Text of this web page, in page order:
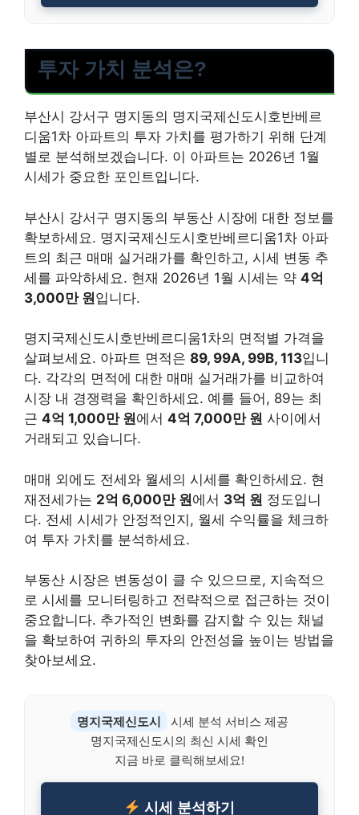
투자 가치 분석은?
부산시 강서구 명지동의 명지국제신도시호반베르
디움1차 아파트의 투자 가치를 평가하기 위해 단계
별로 분석해보겠습니다. 이 아파트는 2026년 1월
시세가 중요한 포인트입니다.
부산시 강서구 명지동의 부동산 시장에 대한 정보를
확보하세요. 명지국제신도시호반베르디움1차 아파
트의 최근 매매 실거래가를 확인하고, 시세 변동 추
세를 파악하세요. 현재 2026년 1월 시세는 약 4억
3,000만 원입니다.
명지국제신도시호반베르디움1차의 면적별 가격을
살펴보세요. 아파트 면적은 89, 99A, 99B, 113입니
다. 각각의 면적에 대한 매매 실거래가를 비교하여
시장 내 경쟁력을 확인하세요. 예를 들어, 89는 최
근 4억 1,000만 원에서 4억 7,000만 원 사이에서
거래되고 있습니다.
매매 외에도 전세와 월세의 시세를 확인하세요. 현
재전세가는 2억 6,000만 원에서 3억 원 정도입니
다. 전세 시세가 안정적인지, 월세 수익률을 체크하
여 투자 가치를 분석하세요.
부동산 시장은 변동성이 클 수 있으므로, 지속적으
로 시세를 모니터링하고 전략적으로 접근하는 것이
중요합니다. 추가적인 변화를 감지할 수 있는 채널
을 확보하여 귀하의 투자의 안전성을 높이는 방법을
찾아보세요.
명지국제신도시
시세 분석 서비스 제공
명지국제신도시의 최신 시세 확인
지금 바로 클릭해보세요!
시세 분석하기